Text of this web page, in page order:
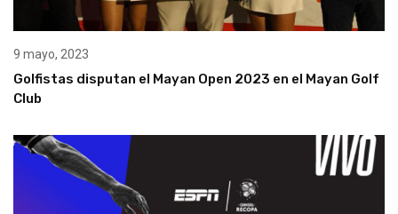
9 mayo, 2023
Golfistas disputan el Mayan Open 2023 en el Mayan Golf
Club